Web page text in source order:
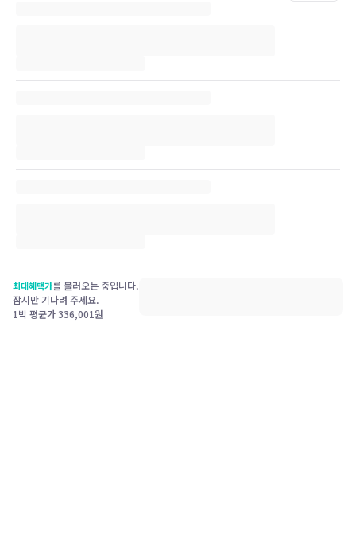
최대혜택가를 불러오는 중입니다.
잠시만 기다려 주세요.
1박 평균가336,001원